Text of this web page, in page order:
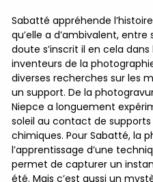
Sabatté appréhende
qu’elle a d’ambivalent,
doute s’inscrit il en cela
inventeurs de la
diverses recherches sur les
un support. De la
Niepce a longuement
soleil au contact de
chimiques. Pour Sabatté, la
l’apprentissage d’une
permet de capturer un
été. Mais c’est aussi un